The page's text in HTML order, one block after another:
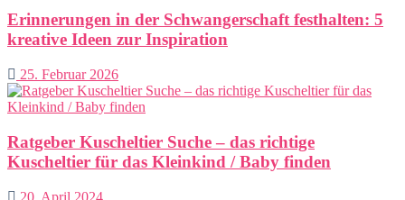
Erinnerungen in der Schwangerschaft festhalten: 5
kreative Ideen zur Inspiration
25. Februar 2026
Ratgeber Kuscheltier Suche – das richtige
Kuscheltier für das Kleinkind / Baby finden
20. April 2024